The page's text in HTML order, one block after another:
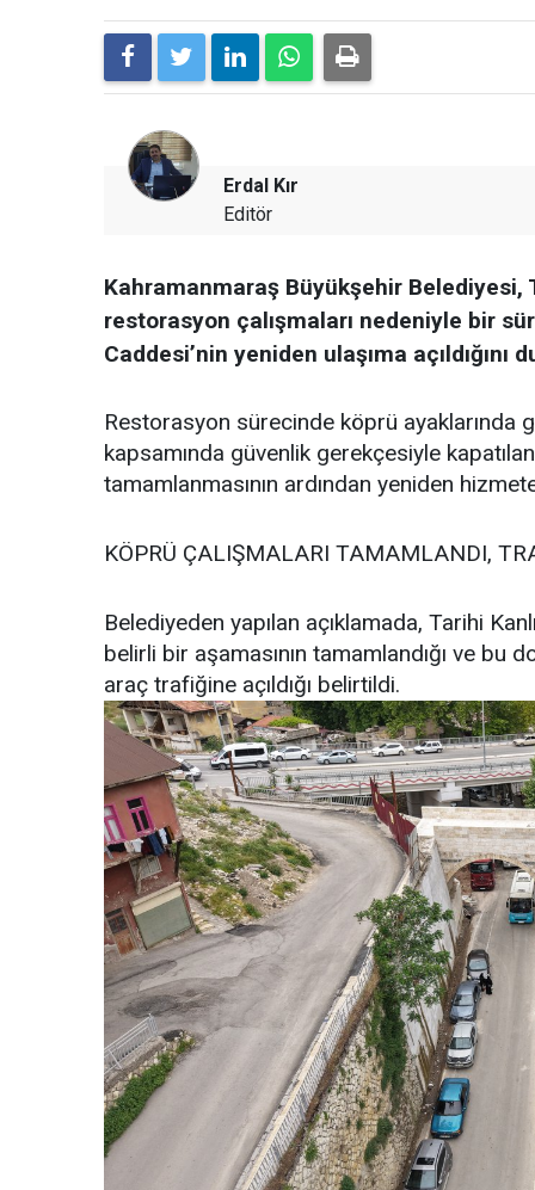
Erdal Kır
Editör
Kahramanmaraş Büyükşehir Belediyesi,
restorasyon çalışmaları nedeniyle bir
Caddesi’nin yeniden ulaşıma açıldığını
Restorasyon sürecinde köprü ayaklarında
kapsamında güvenlik gerekçesiyle
tamamlanmasının ardından yeniden hizmete
KÖPRÜ ÇALIŞMALARI TAMAMLANDI,
Belediyeden yapılan açıklamada, Tarihi
belirli bir aşamasının tamamlandığı ve bu
araç trafiğine açıldığı belirtildi.